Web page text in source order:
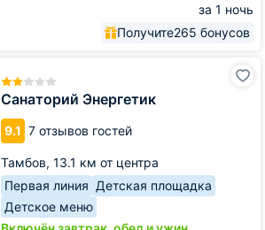
за 1 ночь
Получите265 бонусов
Санаторий Энергетик
9.1 7 отзывов гостей
Тамбов, 13.1 км от центра
Первая линия Детская площадка
Детское меню